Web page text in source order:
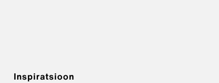
Inspiratsioon